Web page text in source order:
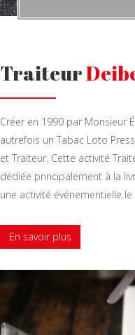
Traiteur
Créer en 1990 par Monsieur
autrefois un Tabac Loto
et Traiteur. Cette activité
dédiée principalement à la
une activité événementielle
En savoir plus